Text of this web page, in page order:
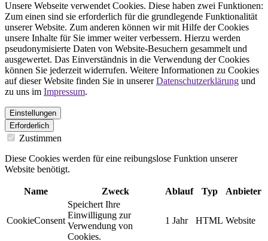
Unsere Webseite verwendet Cookies. Diese haben zwei Funktionen:
Zum einen sind sie erforderlich für die grundlegende Funktionalität
unserer Website. Zum anderen können wir mit Hilfe der Cookies
unsere Inhalte für Sie immer weiter verbessern. Hierzu werden
pseudonymisierte Daten von Website-Besuchern gesammelt und
ausgewertet. Das Einverständnis in die Verwendung der Cookies
können Sie jederzeit widerrufen. Weitere Informationen zu Cookies
auf dieser Website finden Sie in unsererDatenschutzerklärung und
zu uns im Impressum.
Einstellungen
Erforderlich
Zustimmen
Diese Cookies werden für eine reibungslose Funktion unserer
Website benötigt.
Name Zweck Ablauf Typ Anbieter
CookieConsent
Speichert Ihre
Einwilligung zur
Verwendung von
Cookies.
1 Jahr HTML Website